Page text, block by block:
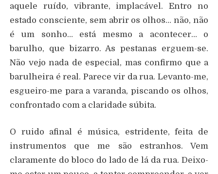
aquele ruído, vibrante, implacável. Entro no
estado consciente, sem abrir os olhos… não, não
é um sonho… está mesmo a acontecer… o
barulho, que bizarro. As pestanas erguem-se.
Não vejo nada de especial, mas confirmo que a
barulheira é real. Parece vir da rua. Levanto-me,
esgueiro-me para a varanda, piscando os olhos,
confrontado com a claridade súbita.
O ruido afinal é música, estridente, feita de
instrumentos que me são estranhos. Vem
claramente do bloco do lado de lá da rua. Deixo-